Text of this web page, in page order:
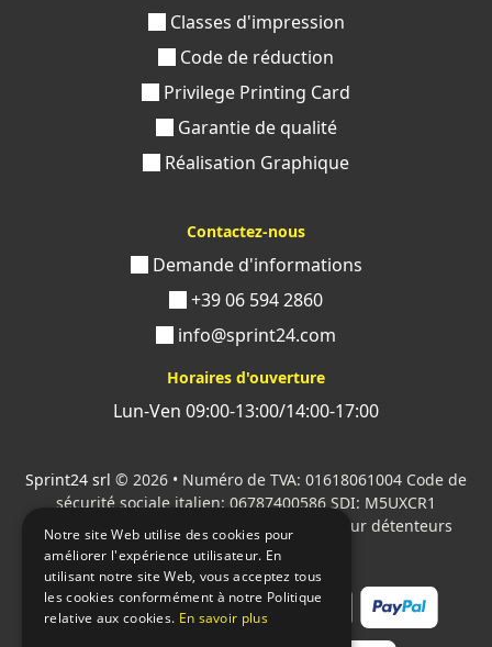
Classes d'impression
Code de réduction
Privilege Printing Card
Garantie de qualité
Réalisation Graphique
Contactez-nous
Demande d'informations
+39 06 594 2860
info@sprint24.com
Horaires d'ouverture
Lun-Ven 09:00-13:00/14:00-17:00
Sprint24 srl © 2026 • Numéro de TVA: 01618061004 Code de
sécurité sociale italien: 06787400586 SDI: M5UXCR1
Tous les logos cités sont la propriété de leur détenteurs
respectifs.
Notre site Web utilise des cookies pour
améliorer l'expérience utilisateur. En
utilisant notre site Web, vous acceptez tous
les cookies conformément à notre Politique
relative aux cookies. En savoir plus